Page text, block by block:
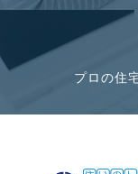
プロの住